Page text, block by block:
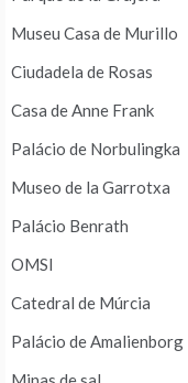
Museu Casa de Murillo
Ciudadela de Rosas
Casa de Anne Frank
Palácio de Norbulingka
Museo de la Garrotxa
Palácio Benrath
OMSI
Catedral de Múrcia
Palácio de Amalienborg